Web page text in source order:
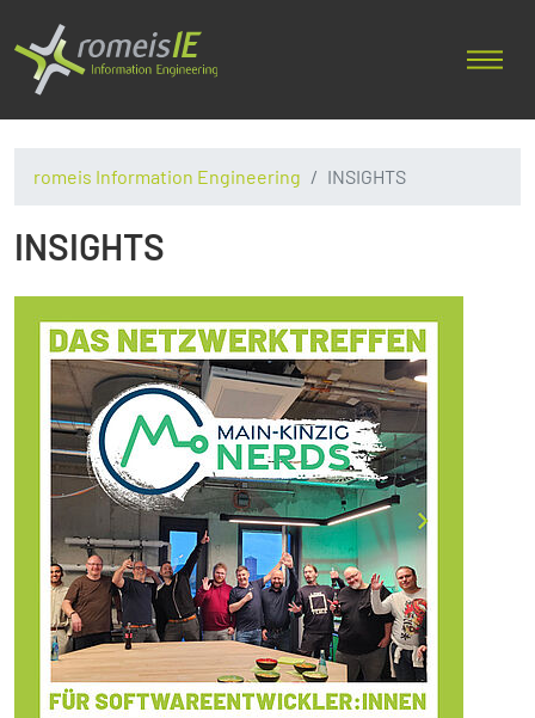
romeis Information Engineering INSIGHTS
INSIGHTS